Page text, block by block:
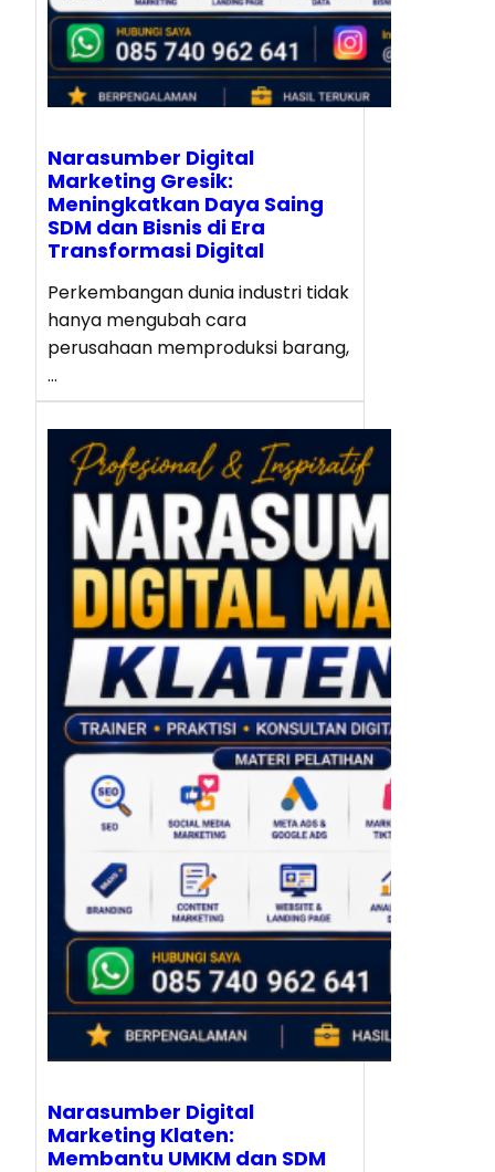
Narasumber Digital
Marketing Gresik:
Meningkatkan Daya Saing
SDM dan Bisnis di Era
Transformasi Digital
Perkembangan dunia industri tidak
hanya mengubah cara
perusahaan memproduksi barang,
…
Narasumber Digital
Marketing Klaten:
Membantu UMKM dan SDM